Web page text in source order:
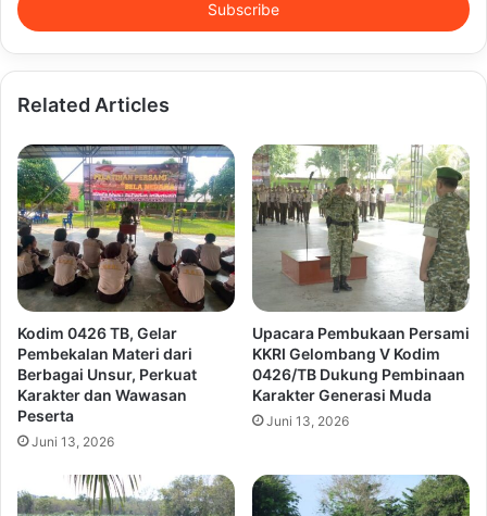
address
Related Articles
Kodim 0426 TB, Gelar
Pembekalan Materi dari
Berbagai Unsur, Perkuat
Karakter dan Wawasan
Peserta
Juni 13, 2026
Upacara Pembukaan Persami
KKRI Gelombang V Kodim
0426/TB Dukung Pembinaan
Karakter Generasi Muda
Juni 13, 2026